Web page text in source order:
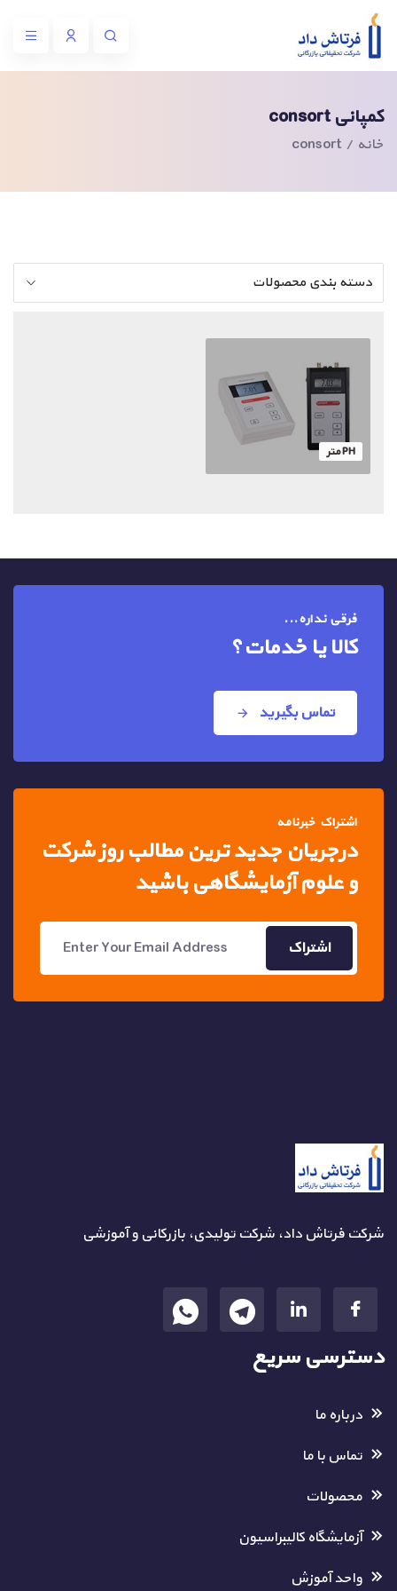
کمپانی consort
خانه consort
دسته بندی محصولات
PH متر
فرقی نداره...
کالا یا خدمات؟
تماس بگیرید
اشتراک خبرنامه
درجریان جدید ترین مطالبروز شرکت
و علوم آزمایشگاهی باشید
اشتراک
شرکت فرتاش داد، شرکت تولیدی، بازرکانی و آموزشی
دسترسی سریع
درباره ما
تماس با ما
محصولات
آزمایشگاه کالیبراسیون
واحد آموزش